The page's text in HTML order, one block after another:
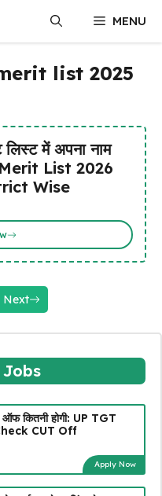
MENU
list 2025
में अपना नाम
List 2026
Wise
Next
कितनी होगी: UP TGT
CUT Off
Apply Now